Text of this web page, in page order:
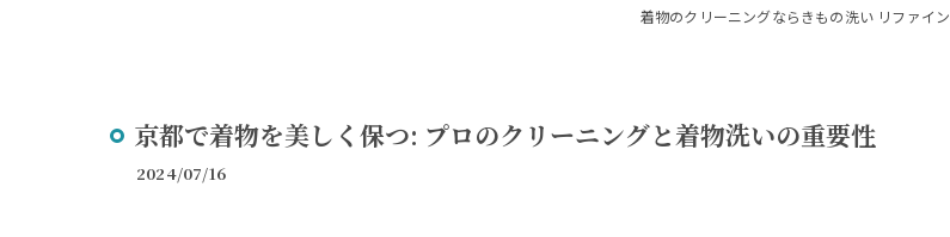
洋服メンテナンスについて着物のクリーニングならきもの洗い リファイン
京都で着物を美しく保つ: プロのクリーニングと着物洗いの重要性
2024/07/16